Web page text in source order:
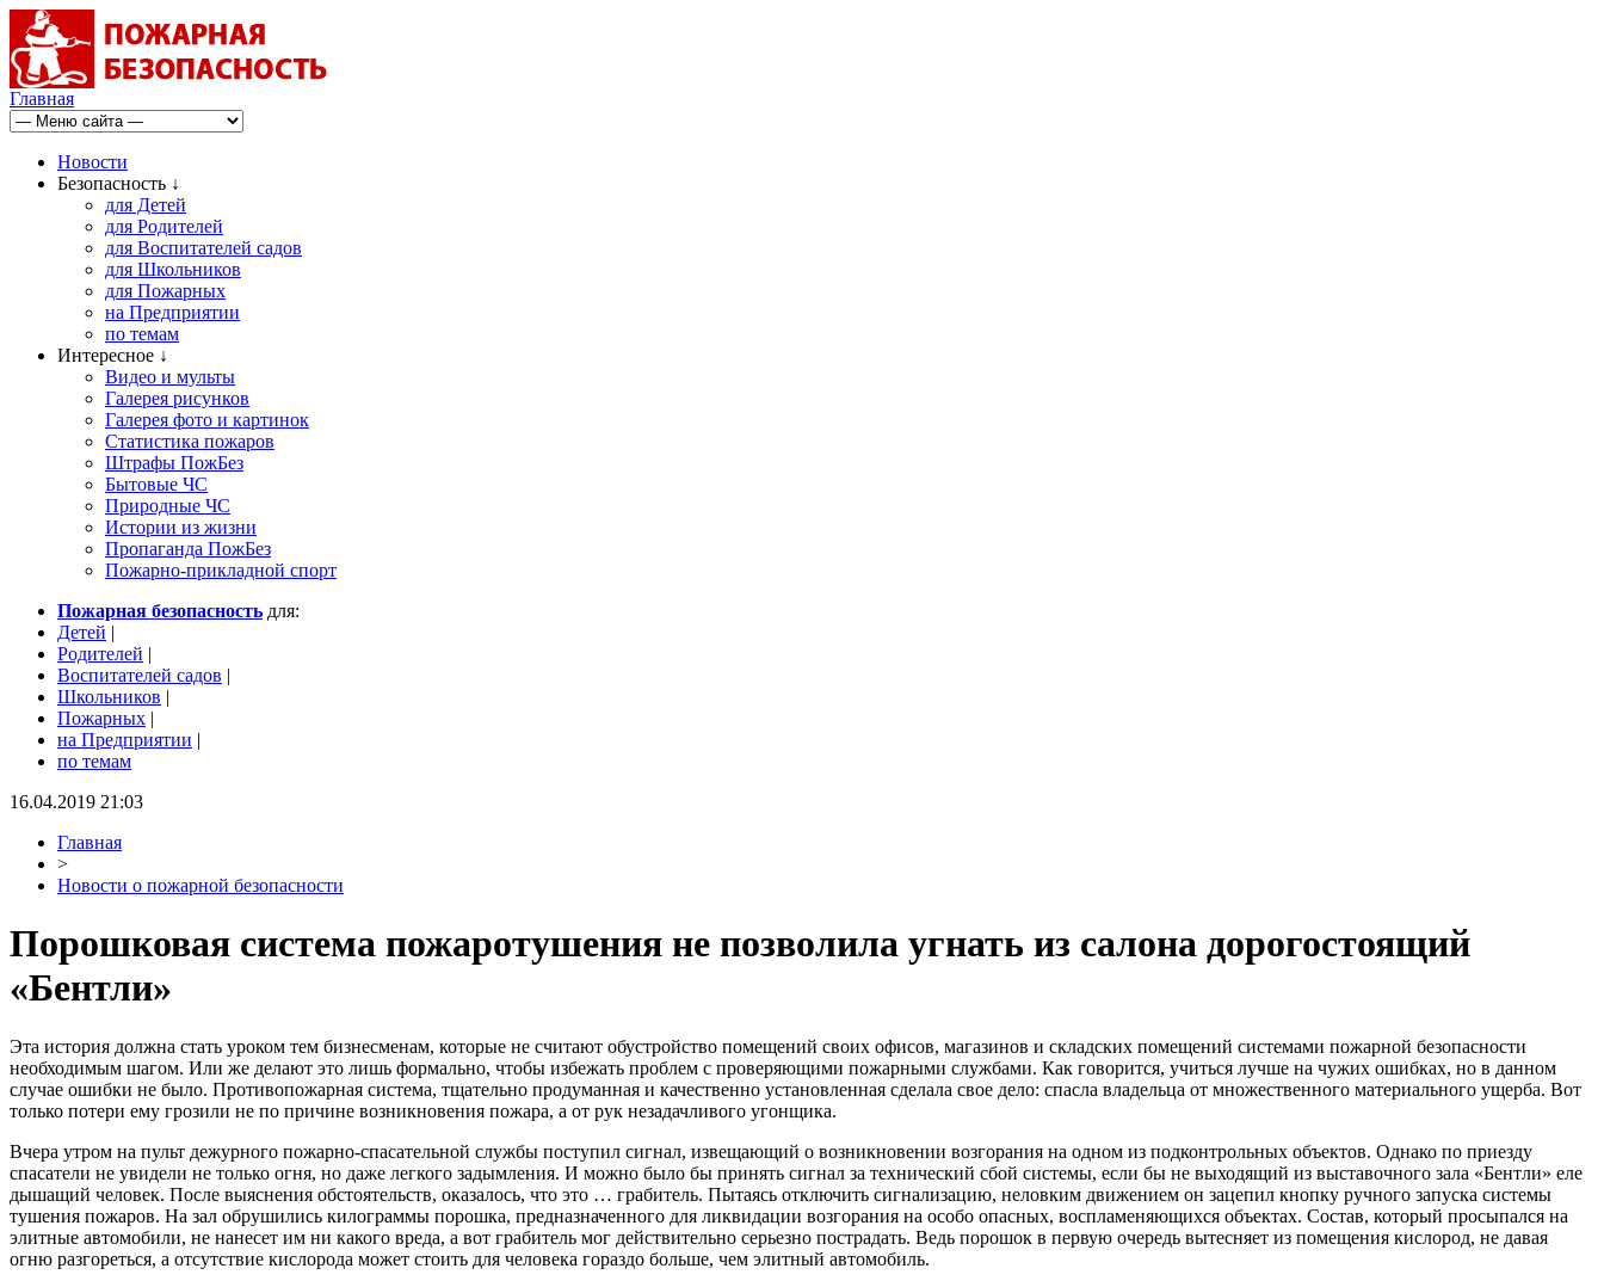
Главная
Новости
Безопасность ↓
для Детей
для Родителей
для Воспитателей садов
для Школьников
для Пожарных
на Предприятии
по темам
Интересное ↓
Видео и мульты
Галерея рисунков
Галерея фото и картинок
Статистика пожаров
Штрафы ПожБез
Бытовые ЧС
Природные ЧС
Истории из жизни
Пропаганда ПожБез
Пожарно-прикладной спорт
Пожарная безопасность для:
Детей |
Родителей |
Воспитателей садов |
Школьников |
Пожарных |
на Предприятии |
по темам
16.04.2019 21:03
Главная
>
Новости о пожарной безопасности
Порошковая система пожаротушения не позволила угнать из салона дорогостоящий
«Бентли»
Эта история должна стать уроком тем бизнесменам, которые не считают обустройство помещений своих офисов, магазинов и складских помещений системами пожарной безопасности
необходимым шагом. Или же делают это лишь формально, чтобы избежать проблем с проверяющими пожарными службами. Как говорится, учиться лучше на чужих ошибках, но в данном
случае ошибки не было. Противопожарная система, тщательно продуманная и качественно установленная сделала свое дело: спасла владельца от множественного материального ущерба. Вот
только потери ему грозили не по причине возникновения пожара, а от рук незадачливого угонщика.
Вчера утром на пульт дежурного пожарно-спасательной службы поступил сигнал, извещающий о возникновении возгорания на одном из подконтрольных объектов. Однако по приезду
спасатели не увидели не только огня, но даже легкого задымления. И можно было бы принять сигнал за технический сбой системы, если бы не выходящий из выставочного зала «Бентли» еле
дышащий человек. После выяснения обстоятельств, оказалось, что это … грабитель. Пытаясь отключить сигнализацию, неловким движением он зацепил кнопку ручного запуска системы
тушения пожаров. На зал обрушились килограммы порошка, предназначенного для ликвидации возгорания на особо опасных, воспламеняющихся объектах. Состав, который просыпался на
элитные автомобили, не нанесет им ни какого вреда, а вот грабитель мог действительно серьезно пострадать. Ведь порошок в первую очередь вытесняет из помещения кислород, не давая
огню разгореться, а отсутствие кислорода может стоить для человека гораздо больше, чем элитный автомобиль.